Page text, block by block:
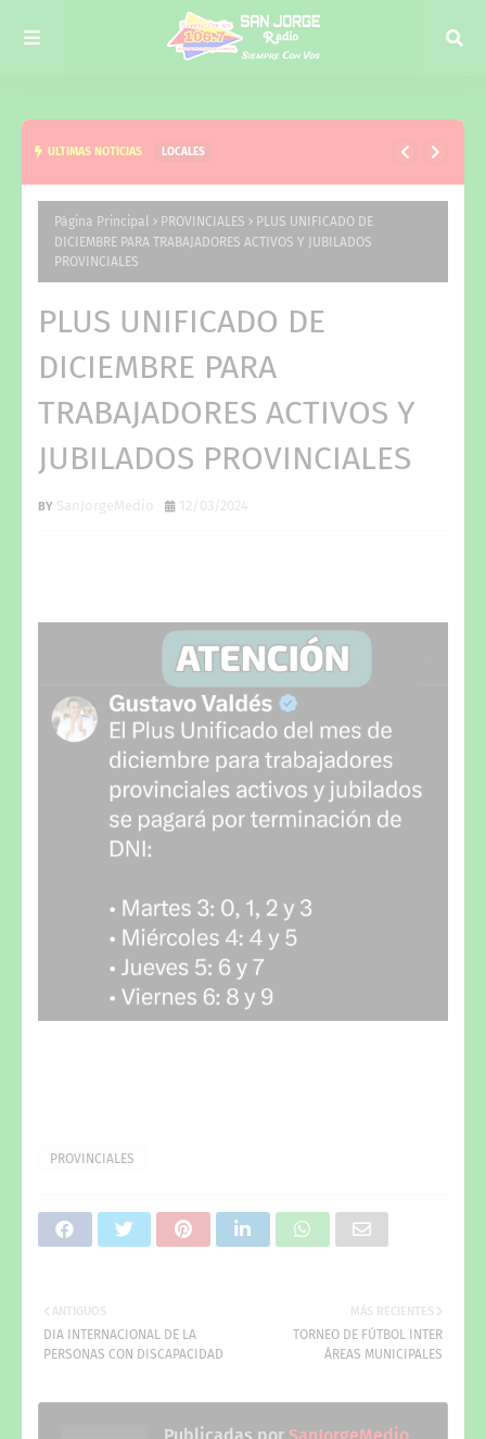
ULTIMAS NOTICIAS LOCALES
VERÓNICA ESPÍNDOLA
Página Principal PROVINCIALES
PLUS UNIFICADO DE
DICIEMBRE PARA TRABAJADORES ACTIVOS Y JUBILADOS
PROVINCIALES
PLUS UNIFICADO DE
DICIEMBRE PARA
TRABAJADORES ACTIVOS Y
JUBILADOS PROVINCIALES
SanJorgeMedio 12/03/2024
PROVINCIALES
MÁS RECIENTES
TORNEO DE FÚTBOL INTER
ÁREAS MUNICIPALES
ANTIGUOS
DIA INTERNACIONAL DE LA
PERSONAS CON DISCAPACIDAD